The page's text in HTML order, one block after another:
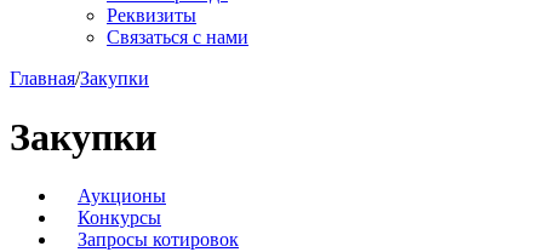
Реквизиты
Связаться с нами
Главная/Закупки
Закупки
Аукционы
Конкурсы
Запросы котировок